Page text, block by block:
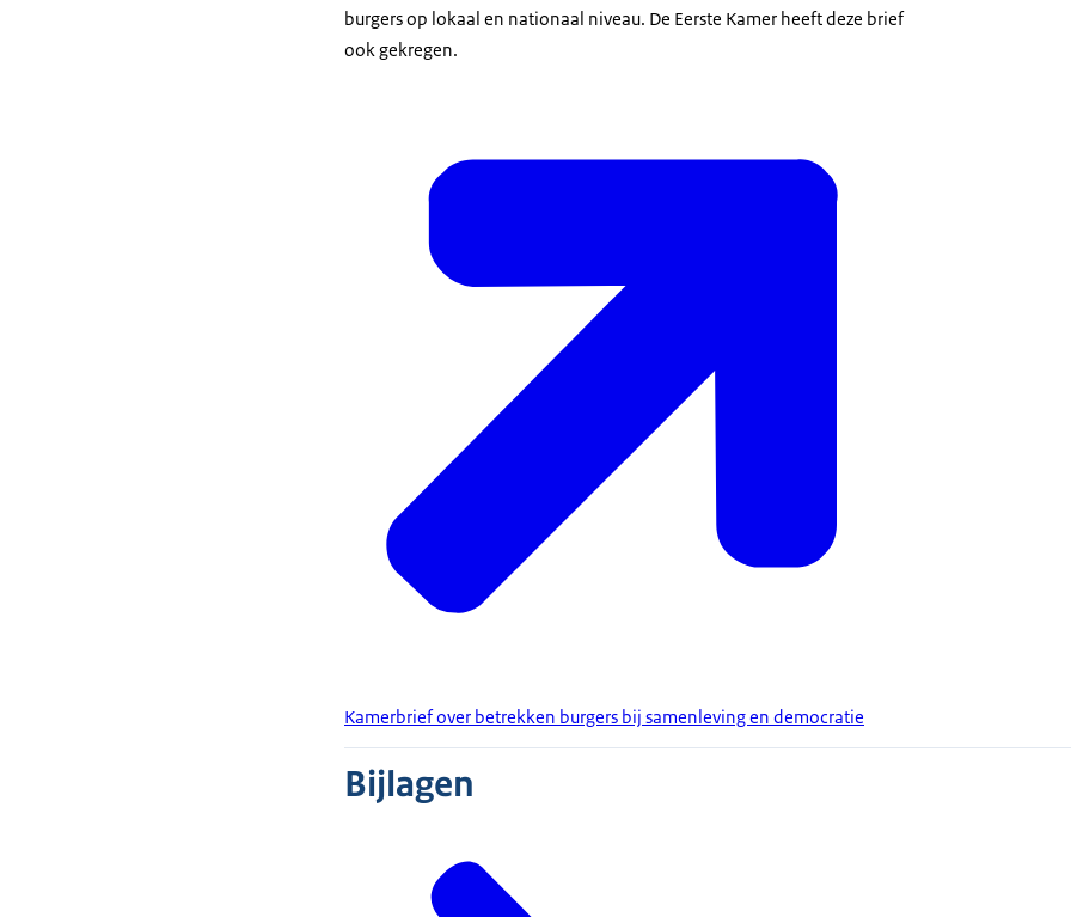
burgers op lokaal en nationaal niveau. De Eerste Kamer heeft deze brief
ook gekregen.
Kamerbrief over betrekken burgers bij samenleving en democratie
Bijlagen